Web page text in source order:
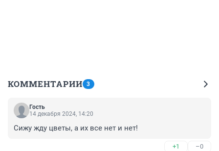
КОММЕНТАРИИ 3
Гость
14 декабря 2024, 14:20
Сижу жду цветы, а их все нет и нет!
+1 –0